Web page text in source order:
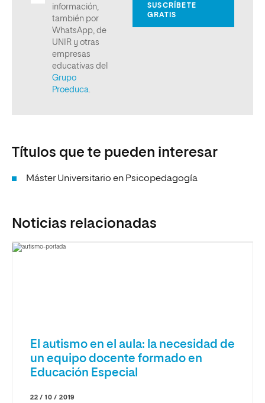
Títulos que te pueden interesar
Máster Universitario en Psicopedagogía
Noticias relacionadas
El autismo en el aula: la necesidad de
un equipo docente formado en
Educación Especial
22 / 10 / 2019